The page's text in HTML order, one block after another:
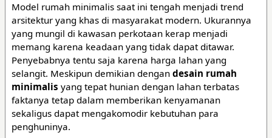
Model rumah minimalis saat ini tengah menjadi trend
arsitektur yang khas di masyarakat modern. Ukurannya
yang mungil di kawasan perkotaan kerap menjadi
memang karena keadaan yang tidak dapat ditawar.
Penyebabnya tentu saja karena harga lahan yang
selangit. Meskipun demikian dengan desain rumah
minimalis yang tepat hunian dengan lahan terbatas
faktanya tetap dalam memberikan kenyamanan
sekaligus dapat mengakomodir kebutuhan para
penghuninya.